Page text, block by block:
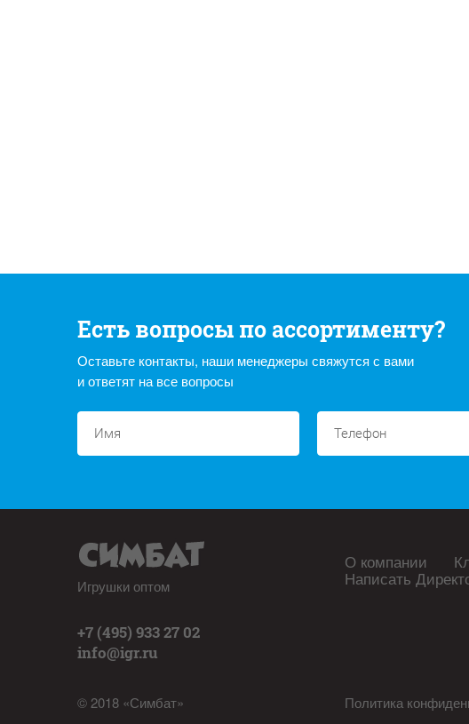
Есть вопросы по ассортименту?
Оставьте контакты, наши менеджеры свяжутся с вами
и ответят на все вопросы
Игрушки оптом
+7 (495) 933 27 02
info@igr.ru
© 2018 «Симбат»
О компании
Написать
Политика